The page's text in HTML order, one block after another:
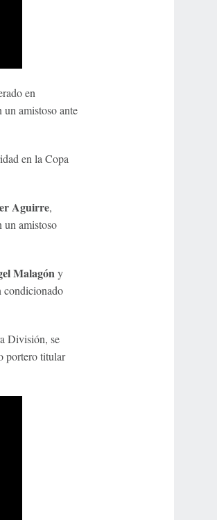
en
amistoso ante
en la Copa
Aguirre,
amistoso
Malagóny
condicionado
División, se
portero titular